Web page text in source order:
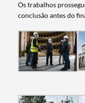
Os trabalhos
conclusão antes do